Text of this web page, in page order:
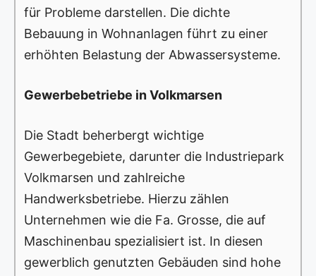
für Probleme darstellen. Die dichte
Bebauung in Wohnanlagen führt zu einer
erhöhten Belastung der Abwassersysteme.
Gewerbebetriebe in Volkmarsen
Die Stadt beherbergt wichtige
Gewerbegebiete, darunter die Industriepark
Volkmarsen und zahlreiche
Handwerksbetriebe. Hierzu zählen
Unternehmen wie die Fa. Grosse, die auf
Maschinenbau spezialisiert ist. In diesen
gewerblich genutzten Gebäuden sind hohe